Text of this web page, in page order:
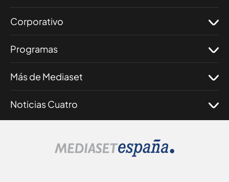
Corporativo
Programas
Más de Mediaset
Noticias Cuatro